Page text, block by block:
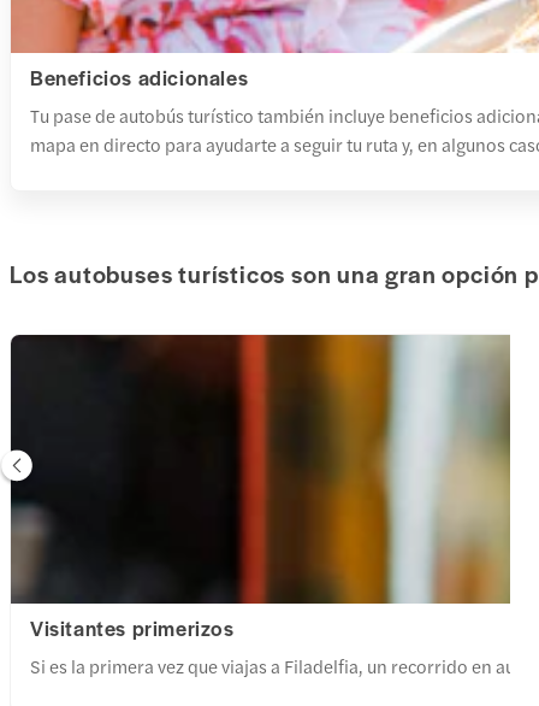
Beneficios adicionales
Tu pase de autobús turístico también incluye beneficios
mapa en directo para ayudarte a seguir tu ruta y, en algunos
Los autobuses turísticos son una gran opción
Visitantes primerizos
Si es la primera vez que viajas a Filadelfia, un recorrido en